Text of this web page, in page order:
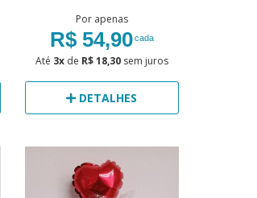
Por apenas
R$ 54,90cada
Até 3xde R$ 18,30sem juros
DETALHES